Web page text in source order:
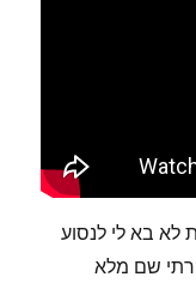
לא בא לי לנסוע
שם מלא